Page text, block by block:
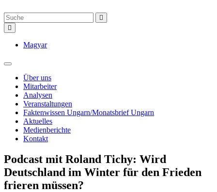
Magyar
Über uns
Mitarbeiter
Analysen
Veranstaltungen
Faktenwissen Ungarn/Monatsbrief Ungarn
Aktuelles
Medienberichte
Kontakt
Podcast mit Roland Tichy: Wird
Deutschland im Winter für den Frieden
frieren müssen?